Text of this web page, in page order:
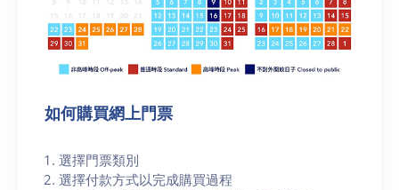
如何購買網上門票
選擇門票類別
選擇付款方式以完成購買過程